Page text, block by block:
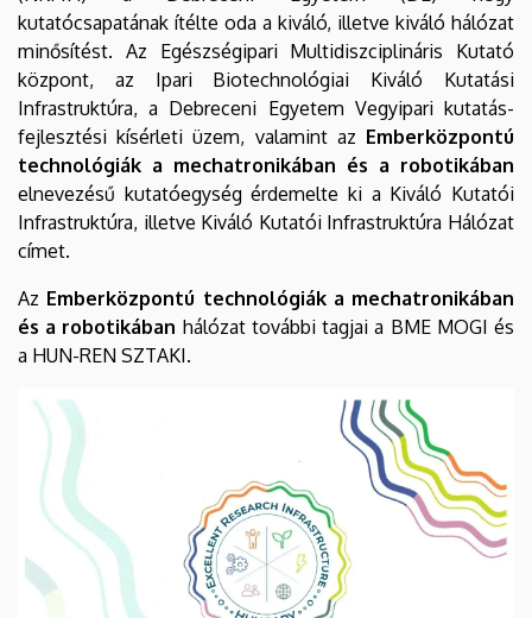
kutatócsapatának ítélte oda a kiváló, illetve kiváló hálózat
minősítést. Az Egészségipari Multidiszciplináris Kutató
központ, az Ipari Biotechnológiai Kiváló Kutatási
Infrastruktúra, a Debreceni Egyetem Vegyipari kutatás-
fejlesztési kísérleti üzem, valamint az Emberközpontú
technológiák a mechatronikában és a robotikában
elnevezésű kutatóegység érdemelte ki a Kiváló Kutatói
Infrastruktúra, illetve Kiváló Kutatói Infrastruktúra Hálózat
címet.
Az Emberközpontú technológiák a mechatronikában
és a robotikában hálózat további tagjai a BME MOGI és
a HUN-REN SZTAKI.